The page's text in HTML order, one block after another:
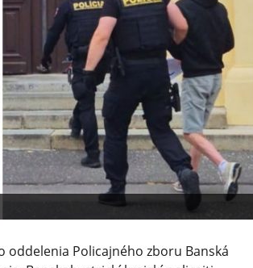
Policajného zboru Banská